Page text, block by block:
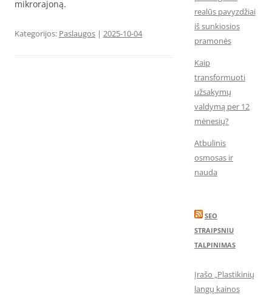
mikrorajoną.
Kategorijos: Paslaugos | 2025-10-04
realūs pavyzdžiai
iš sunkiosios
pramonės
Kaip
transformuoti
užsakymų
valdymą per 12
mėnesių?
Atbulinis
osmosas ir
nauda
SEO
STRAIPSNIU
TALPINIMAS
Įrašo „Plastikinių
langų kainos